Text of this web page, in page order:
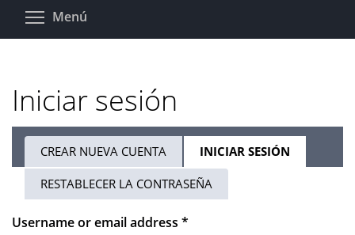
Pasar
Menú
Iniciar sesión
Solapas
principales
CREAR NUEVA CUENTA INICIAR SESIÓN
ACTIVA)
RESTABLECER LA CONTRASEÑA
Username or email address *